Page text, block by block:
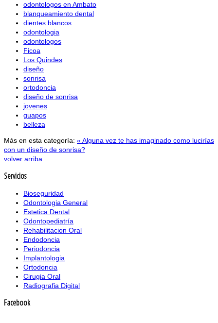
odontologos en Ambato
blanqueamiento dental
dientes blancos
odontologia
odontologos
Ficoa
Los Quindes
diseño
sonrisa
ortodoncia
diseño de sonrisa
jovenes
guapos
belleza
Más en esta categoría: « Alguna vez te has imaginado como lucirías
con un diseño de sonrisa?
volver arriba
Servicios
Bioseguridad
Odontologia General
Estetica Dental
Odontopediatría
Rehabilitacion Oral
Endodoncia
Periodoncia
Implantologia
Ortodoncia
Cirugia Oral
Radiografia Digital
Facebook